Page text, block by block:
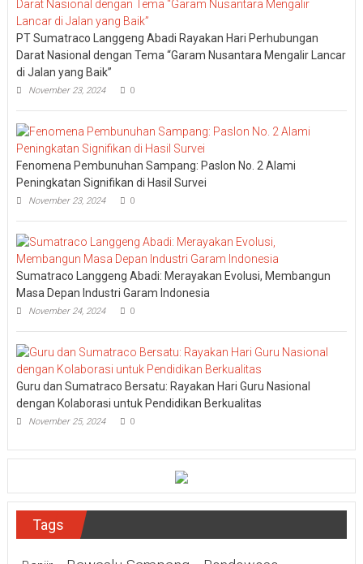
PT Sumatraco Langgeng Abadi Rayakan Hari Perhubungan
Darat Nasional dengan Tema “Garam Nusantara Mengalir Lancar
di Jalan yang Baik”
November 23, 2024 0
Fenomena Pembunuhan Sampang: Paslon No. 2 Alami
Peningkatan Signifikan di Hasil Survei
November 23, 2024 0
Sumatraco Langgeng Abadi: Merayakan Evolusi, Membangun
Masa Depan Industri Garam Indonesia
November 24, 2024 0
Guru dan Sumatraco Bersatu: Rayakan Hari Guru Nasional
dengan Kolaborasi untuk Pendidikan Berkualitas
November 25, 2024 0
Tags